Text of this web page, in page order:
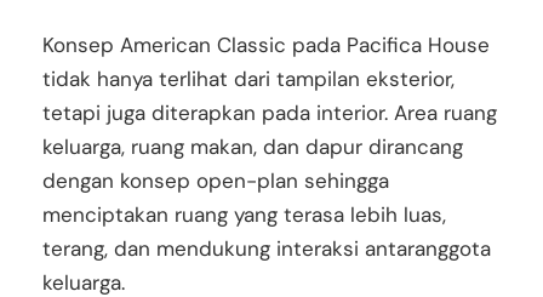
Konsep American Classic pada Pacifica House
tidak hanya terlihat dari tampilan eksterior,
tetapi juga diterapkan pada interior. Area ruang
keluarga, ruang makan, dan dapur dirancang
dengan konsep open-plan sehingga
menciptakan ruang yang terasa lebih luas,
terang, dan mendukung interaksi antaranggota
keluarga.